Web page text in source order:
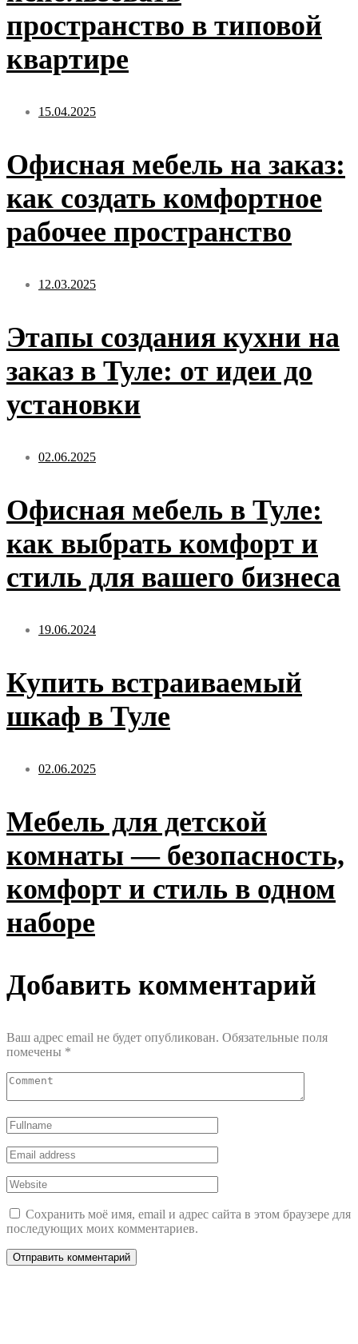
пространство в типовой
квартире
15.04.2025
Офисная мебель на заказ:
как создать комфортное
рабочее пространство
12.03.2025
Этапы создания кухни на
заказ в Туле: от идеи до
установки
02.06.2025
Офисная мебель в Туле:
как выбрать комфорт и
стиль для вашего бизнеса
19.06.2024
Купить встраиваемый
шкаф в Туле
02.06.2025
Мебель для детской
комнаты — безопасность,
комфорт и стиль в одном
наборе
Добавить комментарий
Ваш адрес email не будет опубликован. Обязательные поля
помечены *
Сохранить моё имя, email и адрес сайта в этом браузере для
последующих моих комментариев.